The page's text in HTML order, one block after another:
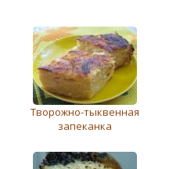
Творожно-тыквенная
запеканка